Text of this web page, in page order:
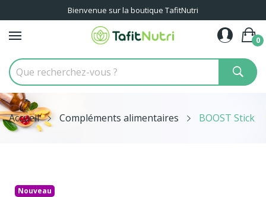
Bienvenue sur la boutique TafitNutri
0
Accueil Compléments alimentaires BOOST Stick
Nouveau